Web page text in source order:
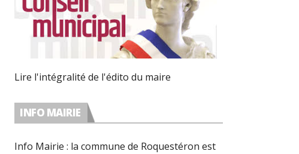
Lire l'intégralité de l'édito du maire
INFO MAIRIE
Info Mairie : la commune de Roquestéron est